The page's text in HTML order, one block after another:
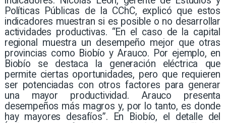
Políticas Públicas de la CChC, explicó que estos
indicadores muestran si es posible o no desarrollar
actividades productivas. “En el caso de la capital
regional muestra un desempeño mejor que otras
provincias como Biobío y Arauco. Por ejemplo, en
Biobío se destaca la generación eléctrica que
permite ciertas oportunidades, pero que requieren
ser potenciadas con otros factores para generar
una mayor productividad. Arauco presenta
desempeños más magros y, por lo tanto, es donde
hay mayores desafíos”. En Biobío, el detalle del